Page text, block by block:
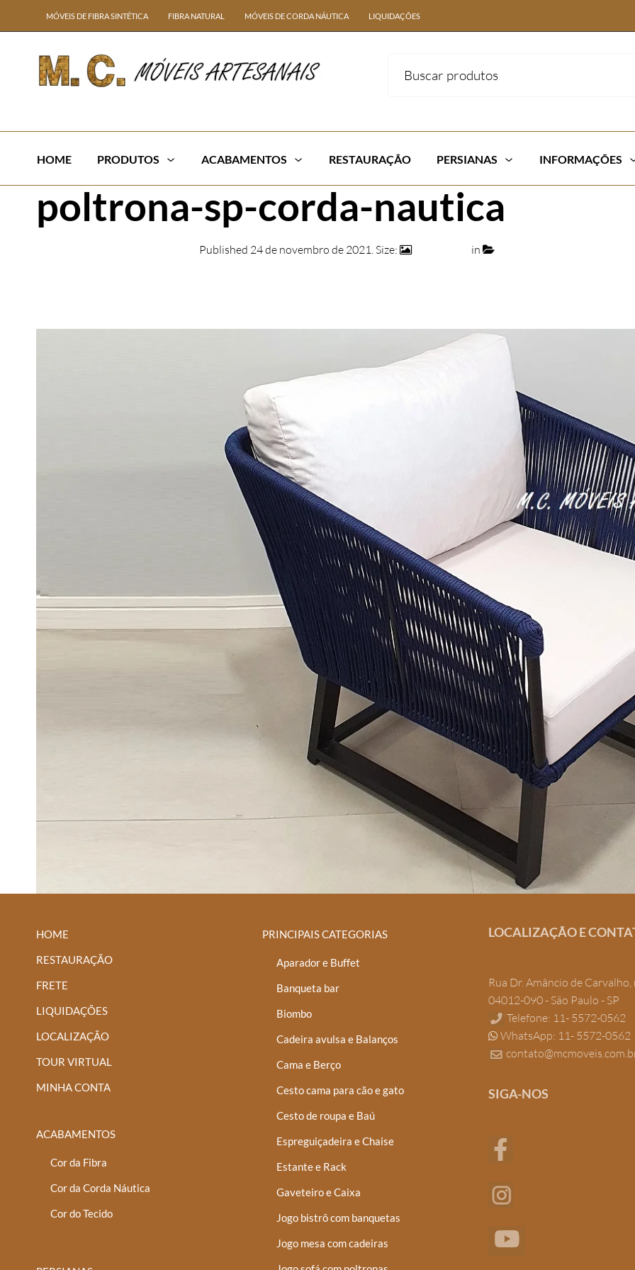
MÓVEIS DE FIBRA SINTÉTICA FIBRA NATURAL MÓVEIS DE CORDA NÁUTICA LIQUIDAÇÕES
HOME PRODUTOS ACABAMENTOS RESTAURAÇÃO PERSIANAS INFORMAÇÕES
poltrona-sp-corda-nautica
Published 24 de novembro de 2021 . Size: in
HOME
RESTAURAÇÃO
FRETE
LIQUIDAÇÕES
LOCALIZAÇÃO
TOUR VIRTUAL
MINHA CONTA
ACABAMENTOS
Cor da Fibra
Cor da Corda Náutica
Cor do Tecido
PRINCIPAIS CATEGORIAS
Aparador e Buffet
Banqueta bar
Biombo
Cadeira avulsa e Balanços
Cama e Berço
Cesto cama para cão e gato
Cesto de roupa e Baú
Espreguiçadeira e Chaise
Estante e Rack
Gaveteiro e Caixa
Jogo bistrô com banquetas
Jogo mesa com cadeiras
LOCALIZAÇÃO E
Rua Dr. Amâncio de Carvalho,
04012-090 - São Paulo - SP
Telefone: 11- 5572-0562
WhatsApp: 11- 5572-0562
SIGA-NOS